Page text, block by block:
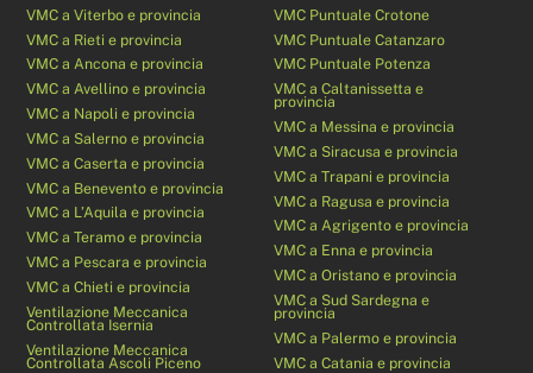
VMC a Viterbo e provincia
VMC a Rieti e provincia
VMC a Ancona e provincia
VMC a Avellino e provincia
VMC a Napoli e provincia
VMC a Salerno e provincia
VMC a Caserta e provincia
VMC a Benevento e provincia
VMC a L’Aquila e provincia
VMC a Teramo e provincia
VMC a Pescara e provincia
VMC a Chieti e provincia
Ventilazione Meccanica
Controllata Isernia
Ventilazione Meccanica
Controllata Ascoli Piceno
VMC Puntuale Crotone
VMC Puntuale Catanzaro
VMC Puntuale Potenza
VMC a Caltanissetta e
provincia
VMC a Messina e provincia
VMC a Siracusa e provincia
VMC a Trapani e provincia
VMC a Ragusa e provincia
VMC a Agrigento e provincia
VMC a Enna e provincia
VMC a Oristano e provincia
VMC a Sud Sardegna e
provincia
VMC a Palermo e provincia
VMC a Catania e provincia